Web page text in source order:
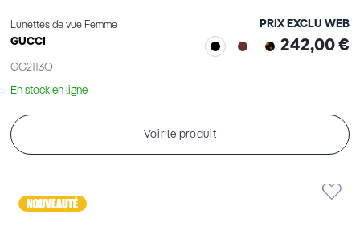
Lunettes de vue Femme
GUCCI
GG2113O
PRIX EXCLU WEB
242,00 €
En stock en ligne
Voir le produit